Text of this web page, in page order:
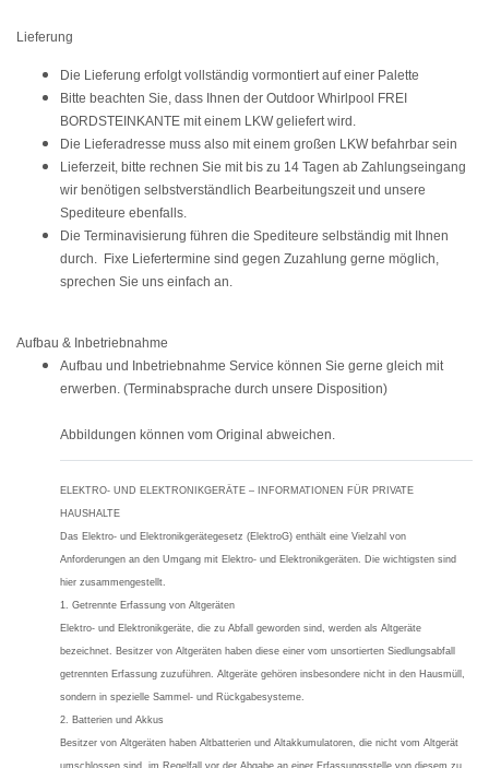
Lieferung
Die Lieferung erfolgt vollständig vormontiert auf einer Palette
Bitte beachten Sie, dass Ihnen der Outdoor Whirlpool FREI
BORDSTEINKANTE mit einem LKW geliefert wird.
Die Lieferadresse muss also mit einem großen LKW befahrbar sein
Lieferzeit, bitte rechnen Sie mit bis zu 14 Tagen ab Zahlungseingang
wir benötigen selbstverständlich Bearbeitungszeit und unsere
Spediteure ebenfalls.
Die Terminavisierung führen die Spediteure selbständig mit Ihnen
durch. Fixe Liefertermine sind gegen Zuzahlung gerne möglich,
sprechen Sie uns einfach an.
Aufbau & Inbetriebnahme
Aufbau und Inbetriebnahme Service können Sie gerne gleich mit
erwerben. (Terminabsprache durch unsere Disposition)
Abbildungen können vom Original abweichen.
ELEKTRO- UND ELEKTRONIKGERÄTE – INFORMATIONEN FÜR PRIVATE
HAUSHALTE
Das Elektro- und Elektronikgerätegesetz (ElektroG) enthält eine Vielzahl von
Anforderungen an den Umgang mit Elektro- und Elektronikgeräten. Die wichtigsten sind
hier zusammengestellt.
1. Getrennte Erfassung von Altgeräten
Elektro- und Elektronikgeräte, die zu Abfall geworden sind, werden als Altgeräte
bezeichnet. Besitzer von Altgeräten haben diese einer vom unsortierten Siedlungsabfall
getrennten Erfassung zuzuführen. Altgeräte gehören insbesondere nicht in den Hausmüll,
sondern in spezielle Sammel- und Rückgabesysteme.
2. Batterien und Akkus
Besitzer von Altgeräten haben Altbatterien und Altakkumulatoren, die nicht vom Altgerät
umschlossen sind, im Regelfall vor der Abgabe an einer Erfassungsstelle von diesem zu